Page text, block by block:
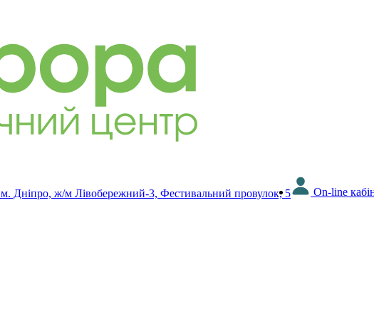
м. Дніпро, ж/м Лівобережний-3, Фестивальний провулок, 5 On-line